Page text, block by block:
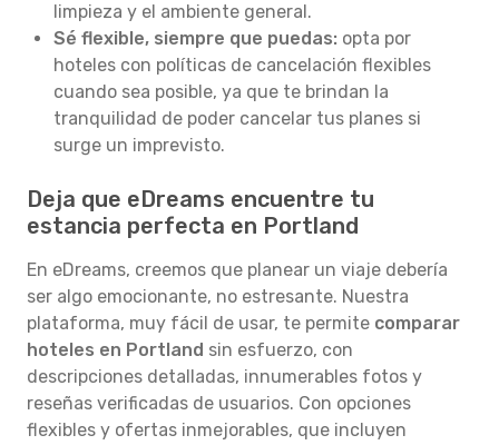
limpieza y el ambiente general.
Sé flexible, siempre que puedas: opta por
hoteles con políticas de cancelación flexibles
cuando sea posible, ya que te brindan la
tranquilidad de poder cancelar tus planes si
surge un imprevisto.
Deja que eDreams encuentre tu
estancia perfecta en Portland
En eDreams, creemos que planear un viaje debería
ser algo emocionante, no estresante. Nuestra
plataforma, muy fácil de usar, te permite comparar
hoteles en Portland sin esfuerzo, con
descripciones detalladas, innumerables fotos y
reseñas verificadas de usuarios. Con opciones
flexibles y ofertas inmejorables, que incluyen